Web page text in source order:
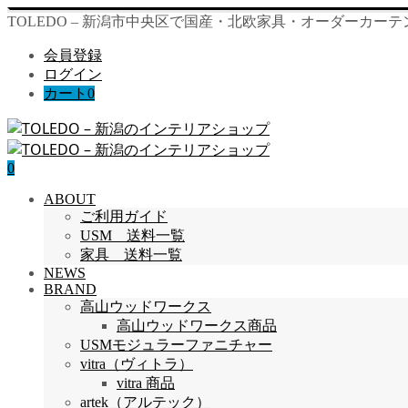
TOLEDO – 新潟市中央区で国産・北欧家具・オーダーカーテ
会員登録
ログイン
カート 0
0
ABOUT
ご利用ガイド
USM 送料一覧
家具 送料一覧
NEWS
BRAND
高山ウッドワークス
高山ウッドワークス商品
USMモジュラーファニチャー
vitra（ヴィトラ）
vitra 商品
artek（アルテック）